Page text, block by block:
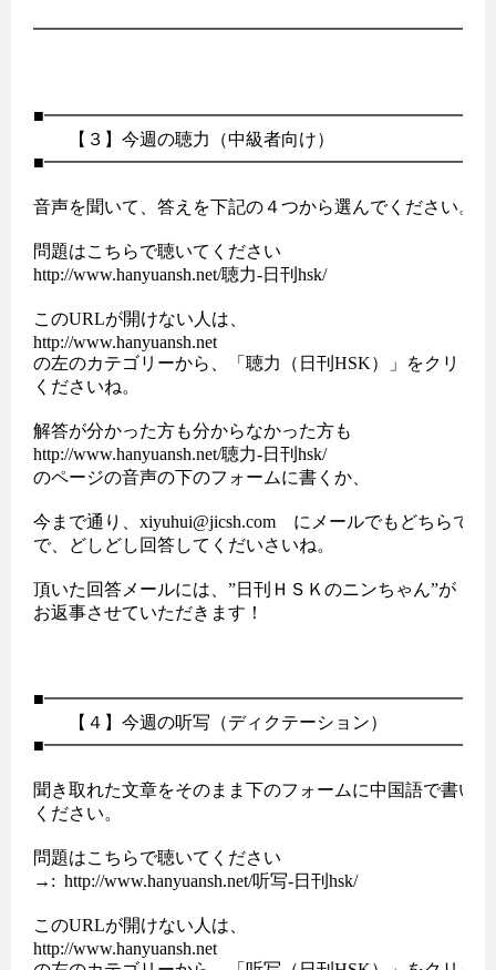
━━━━━━━━━━━━━━━━━━━━━━━━━
【３】今週の聴力（中級者向け）
音声を聞いて、答えを下記の４つから選んでください。
問題はこちらで聴いてください
http://www.hanyuansh.net/聴力-日刊hsk/
このURLが開けない人は、
http://www.hanyuansh.net
の左のカテゴリーから、「聴力（日刊HSK）」をクリッ
くださいね。
解答が分かった方も分からなかった方も
http://www.hanyuansh.net/聴力-日刊hsk/
のページの音声の下のフォームに書くか、
今まで通り、xiyuhui@jicsh.com　にメールでもどちらでも
で、どしどし回答してくだいさいね。
頂いた回答メールには、”日刊ＨＳＫのニンちゃん”が
お返事させていただきます！
【４】今週の听写（ディクテーション）
聞き取れた文章をそのまま下のフォームに中国語で書い
ください。
問題はこちらで聴いてください
→:  http://www.hanyuansh.net/听写-日刊hsk/
このURLが開けない人は、
http://www.hanyuansh.net